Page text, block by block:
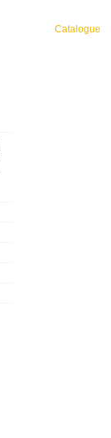
Catalogue